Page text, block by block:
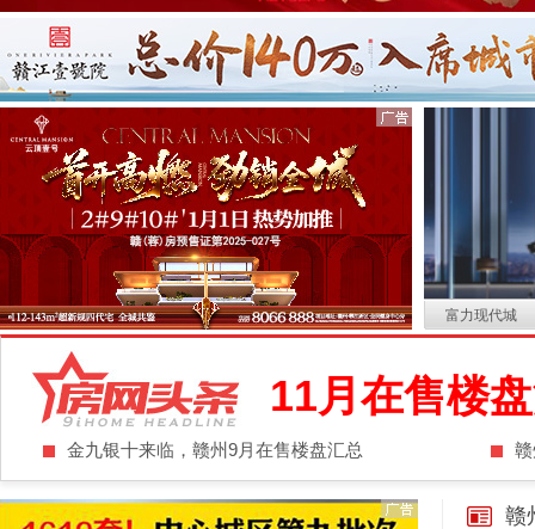
富力现代城
11月在售楼
金九银十来临，赣州9月在售楼盘汇总
赣